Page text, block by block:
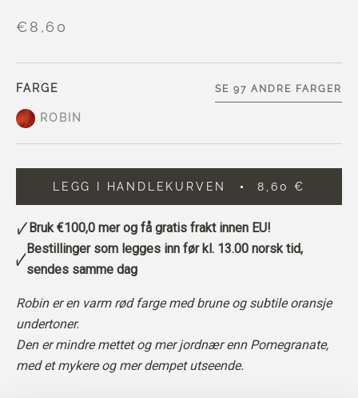
€8,60
FARGE
ROBIN
SE 97 ANDRE FARGER
LEGG I HANDLEKURVEN 8,60 €
Bruk€100,0 mer og få gratis frakt innen EU!
Bestillinger som legges inn før kl. 13.00 norsk tid,
sendes samme dag
Robin er en varm rød farge med brune og subtile oransje
undertoner.
Den er mindre mettet og mer jordnær enn Pomegranate,
med et mykere og mer dempet utseende.